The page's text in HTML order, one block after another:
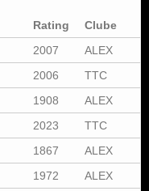
Rating Clube
2007
ALEX
2006 TTC
1908 ALEX
2023
TTC
1867
ALEX
1972 ALEX